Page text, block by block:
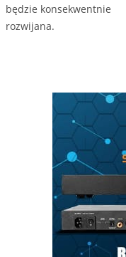
będzie konsekwentnie
rozwijana.